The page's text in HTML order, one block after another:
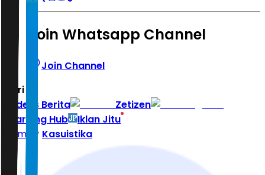
Join Whatsapp Channel
Join Channel
Hari ini
Indeks Berita
Zetizen
Learning Hub
Iklan Jitu
Home
Kasuistika